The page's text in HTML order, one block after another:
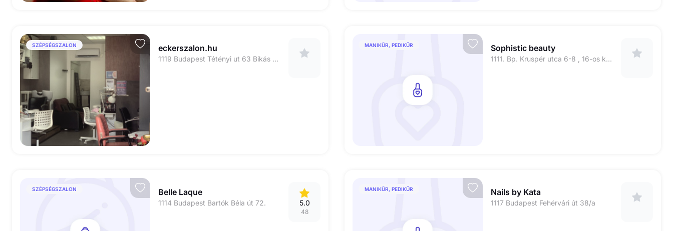
SZÉPSÉGSZALON eckerszalon.hu
1119 Budapest Tétényi ut 63 Bikás Park
MANIKŰR, PEDIKŰR Sophistic beauty
1111. Bp. Kruspér utca 6-8 , 16-os kapucsengő
SZÉPSÉGSZALON Belle Laque
1114 Budapest Bartók Béla út 72. 5.0
48
MANIKŰR, PEDIKŰR Nails by Kata
1117 Budapest Fehérvári út 38/a